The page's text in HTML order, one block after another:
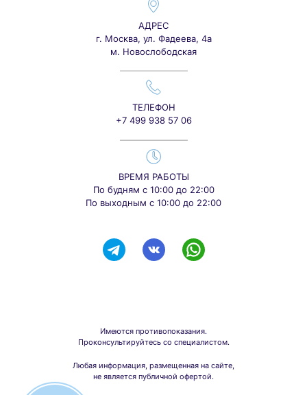
АДРЕС
г. Москва, ул. Фадеева, 4а
м. Новослободская
ТЕЛЕФОН
+7 499 938 57 06
ВРЕМЯ РАБОТЫ
По будням с 10:00 до 22:00
По выходным с 10:00 до 22:00
Имеются противопоказания.
Проконсультируйтесь со специалистом.
Любая информация, размещенная на сайте,
не является публичной офертой.